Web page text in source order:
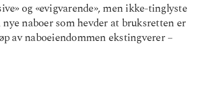
og «evigvarende», men ikke-tinglyste
naboer som hevder at bruksretten er
av naboeiendommen ekstingverer –